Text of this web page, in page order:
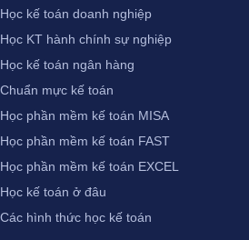
Học kế toán doanh nghiệp
Học KT hành chính sự nghiệp
Học kế toán ngân hàng
Chuẩn mực kế toán
Học phần mềm kế toán MISA
Học phần mềm kế toán FAST
Học phần mềm kế toán EXCEL
Học kế toán ở đâu
Các hình thức học kế toán